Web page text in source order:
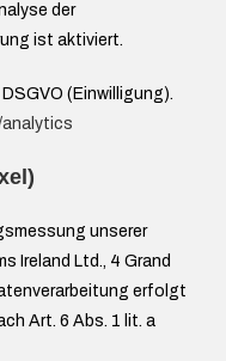
der
ist aktiviert.
(Einwilligung).
unserer
Ireland Ltd., 4 Grand
erfolgt
Art. 6 Abs. 1 lit. a